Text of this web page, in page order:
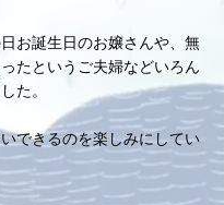
お誕生日のお嬢さんや、無
たというご夫婦などいろん
た。
できるのを楽しみにしてい